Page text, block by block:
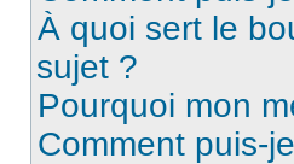
À quoi sert le
sujet ?
Pourquoi mon
Comment puis-